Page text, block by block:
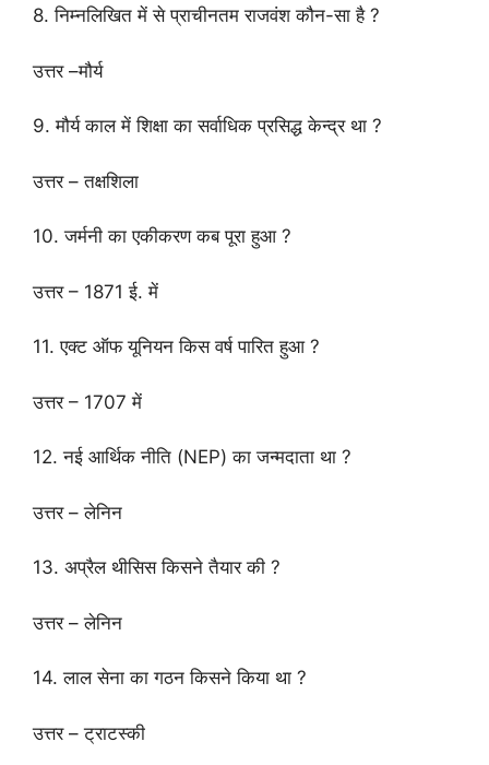
8. निम्नलिखित में से प्राचीनतम राजवंश कौन-सा है ?
उत्तर –मौर्य
9. मौर्य काल में शिक्षा का सर्वाधिक प्रसिद्ध केन्द्र था ?
उत्तर – तक्षशिला
10. जर्मनी का एकीकरण कब पूरा हुआ ?
उत्तर – 1871 ई. में
11. एक्ट ऑफ यूनियन किस वर्ष पारित हुआ ?
उत्तर – 1707 में
12. नई आर्थिक नीति (NEP) का जन्मदाता था ?
उत्तर – लेनिन
13. अप्रैल थीसिस किसने तैयार की ?
उत्तर – लेनिन
14. लाल सेना का गठन किसने किया था ?
उत्तर – ट्राटस्की